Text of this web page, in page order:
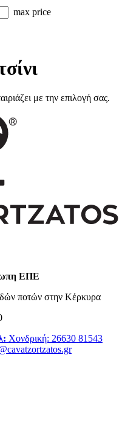
max price
με την επιλογή σας.
ΕΠΕ
ποτών στην Κέρκυρα
Χονδρική: 26630 81543